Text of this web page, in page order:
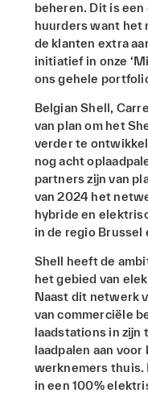
beheren. Dit is een
huurders want het
de klanten extra
initiatief in onze
ons gehele
Belgian Shell,
van plan om het
verder te
nog acht
partners zijn van
van 2024 het
hybride en
in de regio Brussel
Shell heeft de
het gebied van
Naast dit netwerk
van commerciële
laadstations in
laadpalen aan voor
werknemers thuis.
in een 100%